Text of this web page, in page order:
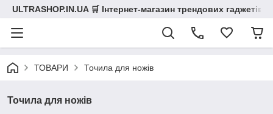
ULTRASHOP.IN.UA 🛒 Інтернет-магазин трендових гаджетів
ТОВАРИ Точила для ножів
Точила для ножів